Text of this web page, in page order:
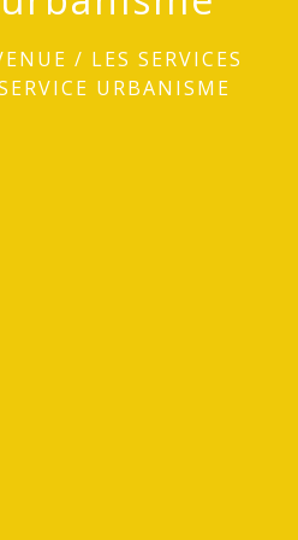
/ LES SERVICES
URBANISME